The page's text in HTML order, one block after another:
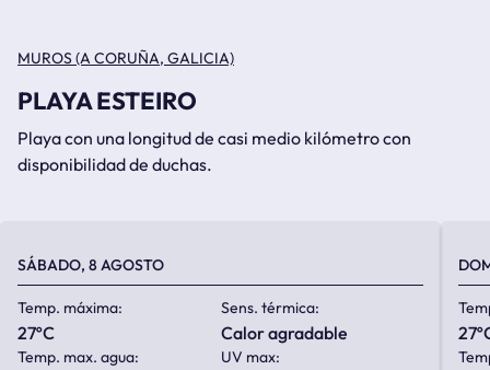
MUROS (A CORUÑA, GALICIA)
PLAYA ESTEIRO
Playa con una longitud de casi medio kilómetro con
disponibilidad de duchas.
SÁBADO, 8 AGOSTO
Temp. máxima:
27ºC
Sens. térmica:
calor agradable
Temp. max. agua: UV max: